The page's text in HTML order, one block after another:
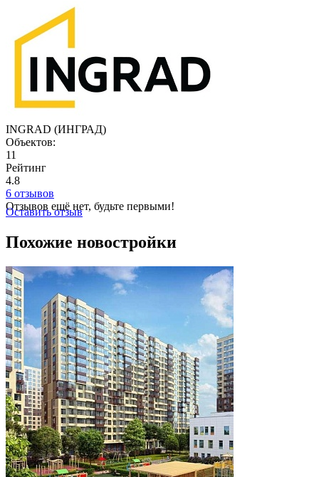
INGRAD (ИНГРАД)
Объектов:
11
Рейтинг
4.8
6 отзывов
Отзывов ещё нет, будьте первыми!
Оставить отзыв
Похожие новостройки